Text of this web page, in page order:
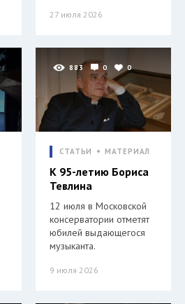
27 июля 2026
883 0 0
СТАТЬИ МАТЕРИАЛ
К 95-летию Бориса
Тевлина
12 июля в Московской
консерватории отметят
юбилей выдающегося
музыканта.
9 июля 2026